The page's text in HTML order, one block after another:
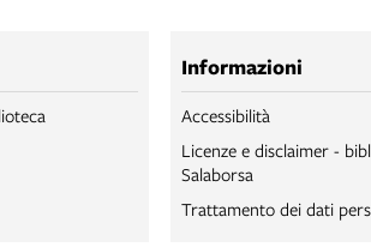
Informazioni
Accessibilità
Licenze e disclaimer -
Salaborsa
Trattamento dei dati